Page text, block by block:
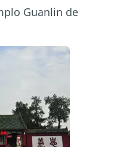
Guanlin de